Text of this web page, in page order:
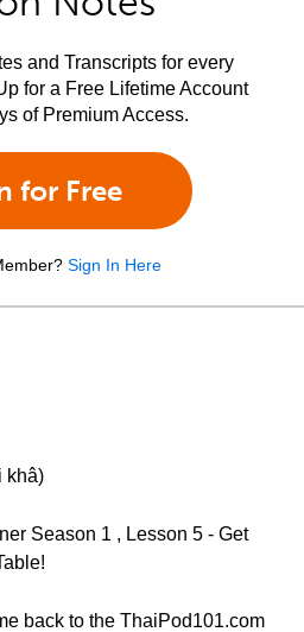
and Transcripts for every
for a Free Lifetime Account
of Premium Access.
for Free
Sign In Here
khâ)
Season 1 , Lesson 5 - Get
back to the ThaiPod101.com